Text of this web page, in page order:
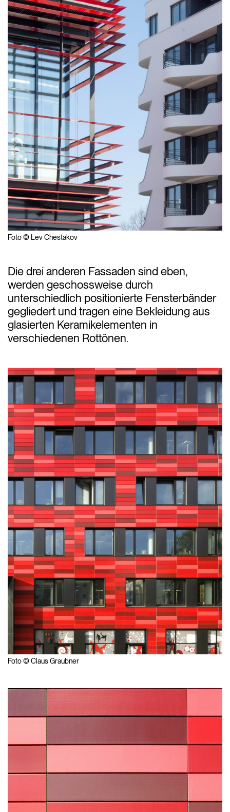
Foto © Lev Chestakov
Die drei anderen Fassaden sind eben,
werden geschossweise durch
unterschiedlich positionierte Fensterbänder
gegliedert und tragen eine Bekleidung aus
glasierten Keramikelementen in
verschiedenen Rottönen.
Foto © Claus Graubner